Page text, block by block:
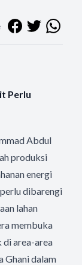
Perlu
Abdul
produksi
energi
dibarengi
lahan
membuka
area-area
Ghani dalam